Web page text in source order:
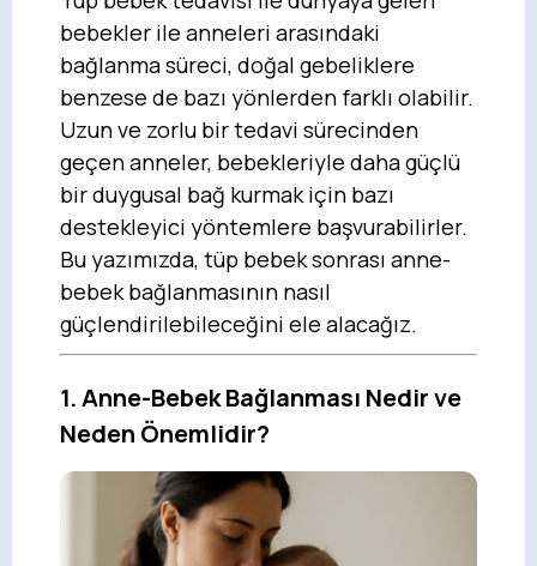
bebekler ile anneleri arasındaki
bağlanma süreci, doğal gebeliklere
benzese de bazı yönlerden farklı olabilir.
Uzun ve zorlu bir tedavi sürecinden
geçen anneler, bebekleriyle daha güçlü
bir duygusal bağ kurmak için bazı
destekleyici yöntemlere başvurabilirler.
Bu yazımızda, tüp bebek sonrası anne-
bebek bağlanmasının nasıl
güçlendirilebileceğini ele alacağız.
1. Anne-Bebek Bağlanması Nedir ve
Neden Önemlidir?